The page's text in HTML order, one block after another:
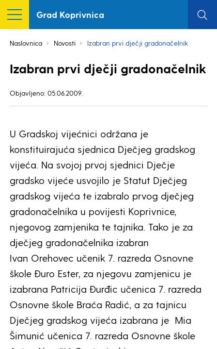
Grad Koprivnica
Naslovnica Novosti Izabran prvi dječji gradonačelnik
Izabran prvi dječji gradonačelnik
Objavljeno: 05.06.2009.
U Gradskoj vijećnici održana je
konstituirajuća sjednica Dječjeg gradskog
vijeća. Na svojoj prvoj sjednici Dječje
gradsko vijeće usvojilo je Statut Dječjeg
gradskog vijeća te izabralo prvog dječjeg
gradonačelnika u povijesti Koprivnice,
njegovog zamjenika te tajnika. Tako je za
dječjeg gradonačelnika izabran
Ivan Orehovec učenik 7. razreda Osnovne
škole Đuro Ester, za njegovu zamjenicu je
izabrana Patricija Đurđic učenica 7. razreda
Osnovne škole Braća Radić, a za tajnicu
Dječjeg gradskog vijeća izabrana je Mia
Šimunić učenica 7. razreda Osnovne škole